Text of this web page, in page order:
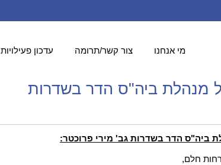
מי אנחנו צור קשר/תרומה עדכון פעילויות
מנהלת ביה"ס הדר בשדרות
ביה"ס הדר בשדרות גב' מירי פרוכטר:
חלם,